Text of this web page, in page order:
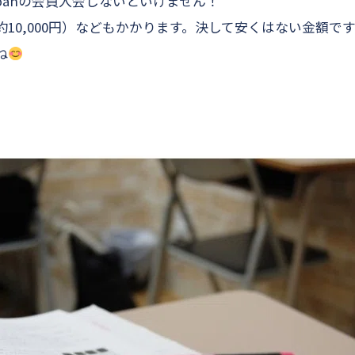
10,000円）などもかかります。決して安くはない金額で